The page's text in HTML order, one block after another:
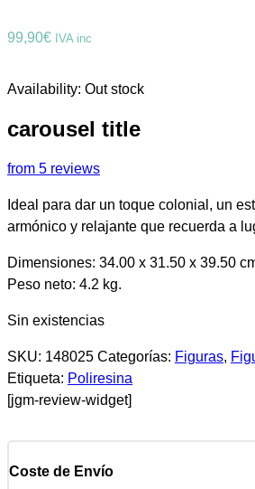
99,90€ IVA inc
Availability: Out stock
carousel title
from 5 reviews
Ideal para dar un toque colonial, un
armónico y relajante que recuerda a
Dimensiones: 34.00 x 31.50 x 39.50
Peso neto: 4.2 kg.
Sin existencias
SKU: 148025 Categorías: Figuras,
Etiqueta: Poliresina
[jgm-review-widget]
Coste de Envío